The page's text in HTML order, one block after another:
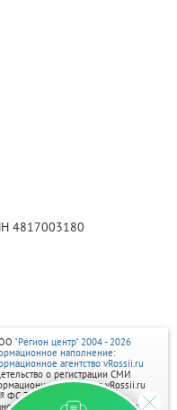
4817003180
"Регион центр" 2004 - 2026
наполнение:
агентство vRossii.ru
о регистрации СМИ
агентства vRossii.ru
ФС 77‑35502
РОСКОМНАДЗОРом 04 марта